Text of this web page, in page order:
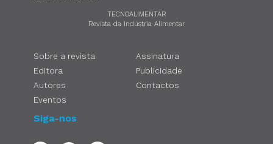
TECNOALIMENTAR
Revista da Indústria Alimentar
Sobre a revista
Editora
Autores
Eventos
Assinatura
Publicidade
Contactos
Siga-nos